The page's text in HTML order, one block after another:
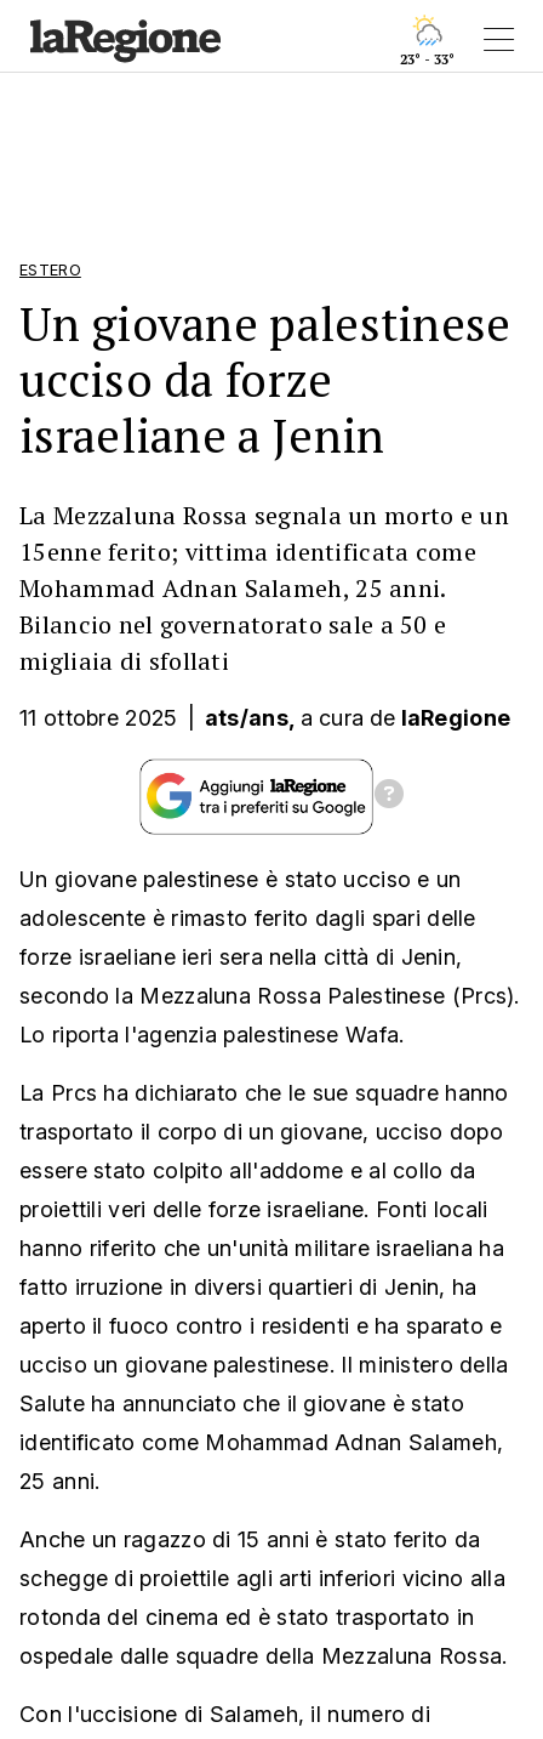
23° - 33°
ESTERO
Un giovane palestinese
ucciso da forze
israeliane a Jenin
La Mezzaluna Rossa segnala un morto e un
15enne ferito; vittima identificata come
Mohammad Adnan Salameh, 25 anni.
Bilancio nel governatorato sale a 50 e
migliaia di sfollati
11 ottobre 2025 ats/ans, a cura de laRegione
Un giovane palestinese è stato ucciso e un
adolescente è rimasto ferito dagli spari delle
forze israeliane ieri sera nella città di Jenin,
secondo la Mezzaluna Rossa Palestinese (Prcs).
Lo riporta l'agenzia palestinese Wafa.
La Prcs ha dichiarato che le sue squadre hanno
trasportato il corpo di un giovane, ucciso dopo
essere stato colpito all'addome e al collo da
proiettili veri delle forze israeliane. Fonti locali
hanno riferito che un'unità militare israeliana ha
fatto irruzione in diversi quartieri di Jenin, ha
aperto il fuoco contro i residenti e ha sparato e
ucciso un giovane palestinese. Il ministero della
Salute ha annunciato che il giovane è stato
identificato come Mohammad Adnan Salameh,
25 anni.
Anche un ragazzo di 15 anni è stato ferito da
schegge di proiettile agli arti inferiori vicino alla
rotonda del cinema ed è stato trasportato in
ospedale dalle squadre della Mezzaluna Rossa.
Con l'uccisione di Salameh, il numero di